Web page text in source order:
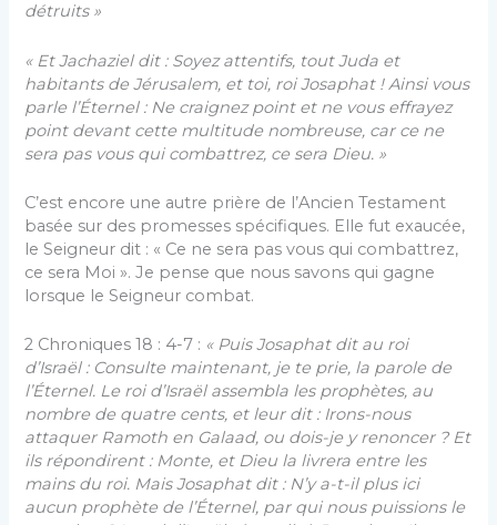
détruits »
« Et Jachaziel dit : Soyez attentifs, tout Juda et
habitants de Jérusalem, et toi, roi Josaphat ! Ainsi vous
parle l’Éternel : Ne craignez point et ne vous effrayez
point devant cette multitude nombreuse, car ce ne
sera pas vous qui combattrez, ce sera Dieu. »
C’est encore une autre prière de l’Ancien Testament
basée sur des promesses spécifiques. Elle fut exaucée,
le Seigneur dit : « Ce ne sera pas vous qui combattrez,
ce sera Moi ». Je pense que nous savons qui gagne
lorsque le Seigneur combat.
2 Chroniques 18 : 4-7 : « Puis Josaphat dit au roi
d’Israël : Consulte maintenant, je te prie, la parole de
l’Éternel. Le roi d’Israël assembla les prophètes, au
nombre de quatre cents, et leur dit : Irons-nous
attaquer Ramoth en Galaad, ou dois-je y renoncer ? Et
ils répondirent : Monte, et Dieu la livrera entre les
mains du roi. Mais Josaphat dit : N’y a-t-il plus ici
aucun prophète de l’Éternel, par qui nous puissions le